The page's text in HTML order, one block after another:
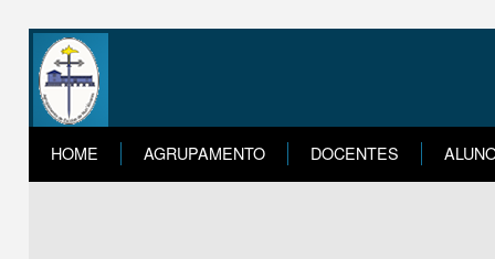
HOME AGRUPAMENTO DOCENTES